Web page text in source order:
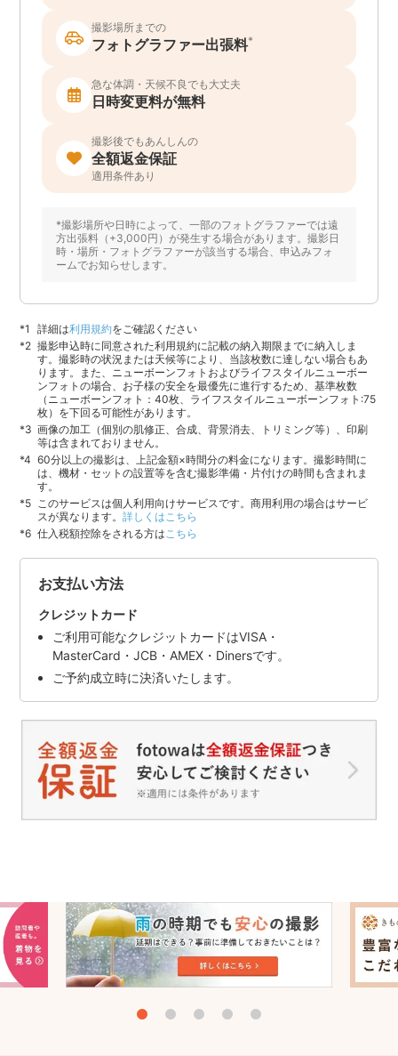
撮影場所までの
フォトグラファー出張料*
急な体調・天候不良でも大丈夫
日時変更料が無料
撮影後でもあんしんの
全額返金保証
適用条件あり
*撮影場所や日時によって、一部のフォトグラファーでは遠
方出張料（+3,000円）が発生する場合があります。撮影日
時・場所・フォトグラファーが該当する場合、申込みフォ
ームでお知らせします。
詳細は利用規約をご確認ください
撮影申込時に同意された利用規約に記載の納入期限までに納入しま
す。撮影時の状況または天候等により、当該枚数に達しない場合もあ
ります。また、ニューボーンフォトおよびライフスタイルニューボー
ンフォトの場合、お子様の安全を最優先に進行するため、基準枚数
（ニューボーンフォト：40枚、ライフスタイルニューボーンフォト:75
枚）を下回る可能性があります。
画像の加工（個別の肌修正、合成、背景消去、トリミング等）、印刷
等は含まれておりません。
60分以上の撮影は、上記金額×時間分の料金になります。撮影時間に
は、機材・セットの設置等を含む撮影準備・片付けの時間も含まれま
す。
このサービスは個人利用向けサービスです。商用利用の場合はサービ
スが異なります。詳しくはこちら
仕入税額控除をされる方は こちら
お支払い方法
クレジットカード
ご利用可能なクレジットカードはVISA・
MasterCard・JCB・AMEX・Dinersです。
ご予約成立時に決済いたします。